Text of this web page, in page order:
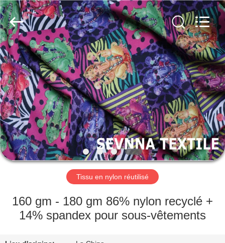
MAISON
PRODUITS
VR
SHOW
AU
DE
NOUS
2019
-
2026
SEVNNA
TEXTILE.
All
Rights
Reserved.
Tissu en nylon réutilisé
160 gm - 180 gm 86% nylon recyclé +
14% spandex pour sous-vêtements